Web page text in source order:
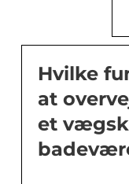
Hvilke
at
et